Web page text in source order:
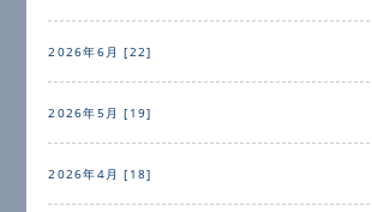
2026年6月 [22]
2026年5月 [19]
2026年4月 [18]